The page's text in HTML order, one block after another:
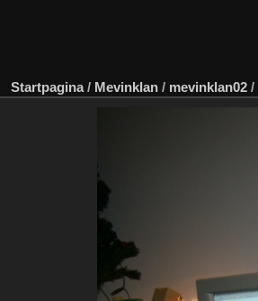
Startpagina/ Mevinklan / mevinklan02 /